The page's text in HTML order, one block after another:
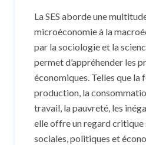
La SES aborde une
microéconomie à la
par la sociologie et la
permet d’appréhender les
économiques. Telles que la
production, la
travail, la pauvreté, les
elle offre un regard critique
sociales, politiques et